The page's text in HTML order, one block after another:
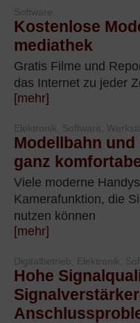
Software
Kostenlose
mediathek
Gratis Filme und
das Internet zu jeder
[mehr]
Elektronik, Software,
Modellbahn
ganz
Viele moderne
Kamerafunktion, die
nutzen können
[mehr]
Digitalbetrieb, Elektronik,
Hohe